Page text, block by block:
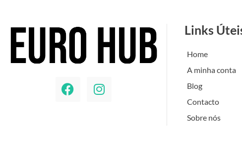
Links
Home
A minha conta
Blog
Contacto
Sobre nós